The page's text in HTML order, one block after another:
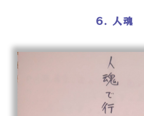
当サイトについて
お問合せ
6. 人魂